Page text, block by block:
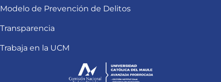
Modelo de Prevención de Delitos
Transparencia
Trabaja en la UCM